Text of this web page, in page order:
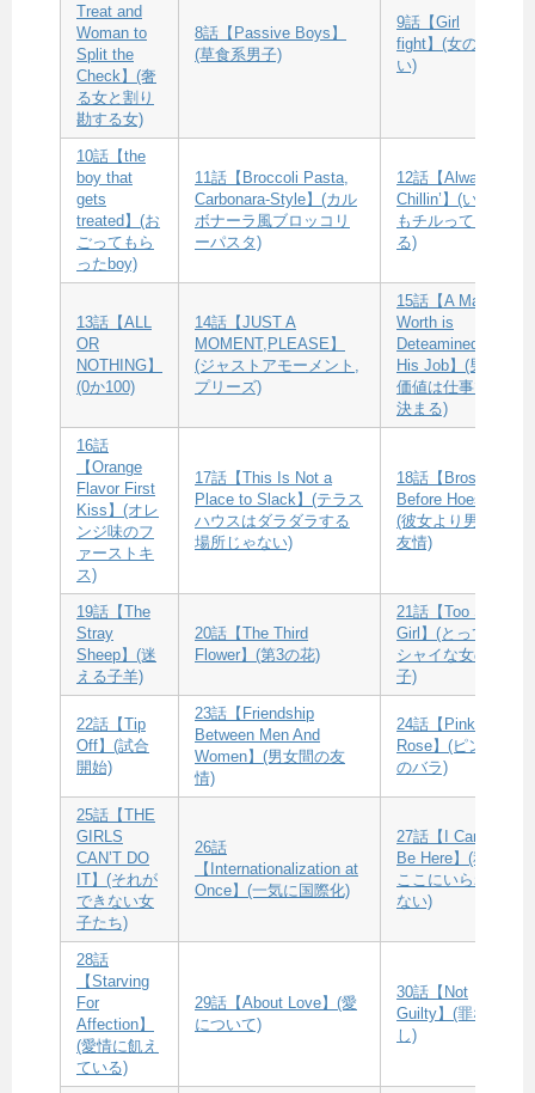
Treat and
Woman to
Split the
Check】(奢
る女と割り
勘する女)
8話【Passive Boys】
(草食系男子)
9話【Girl
fight】(女の闘
い)
10話【the
boy that
gets
treated】(お
ごってもら
ったboy)
11話【Broccoli Pasta,
Carbonara-Style】(カル
ボナーラ風ブロッコリ
ーパスタ)
12話【Always
Chillin’】(いつ
もチルってい
る)
13話【ALL
OR
NOTHING】
(0か100)
14話【JUST A
MOMENT,PLEASE】
(ジャストアモーメント,
プリーズ)
15話【A Man’s
Worth is
Deteamined By
His Job】(男の
価値は仕事で
決まる)
16話
【Orange
Flavor First
Kiss】(オレ
ンジ味のフ
ァーストキ
ス)
17話【This Is Not a
Place to Slack】(テラス
ハウスはダラダラする
場所じゃない)
18話【Bros
Before Hoes】
(彼女より男の
友情)
19話【The
Stray
Sheep】(迷
える子羊)
20話【The Third
Flower】(第3の花)
21話【Too Shy
Girl】(とっても
シャイな女の
子)
22話【Tip
Off】(試合
開始)
23話【Friendship
Between Men And
Women】(男女間の友
情)
24話【Pink
Rose】(ピンク
のバラ)
25話【THE
GIRLS
CAN’T DO
IT】(それが
できない女
子たち)
26話
【Internationalization at
Once】(一気に国際化)
27話【I Can”t
Be Here】(私は
ここにいられ
ない)
28話
【Starving
For
Affection】
(愛情に飢え
ている)
29話【About Love】(愛
について)
30話【Not
Guilty】(罪な
し)